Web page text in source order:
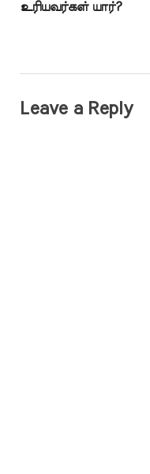
உரியவர்கள் யார்?
Leave a Reply